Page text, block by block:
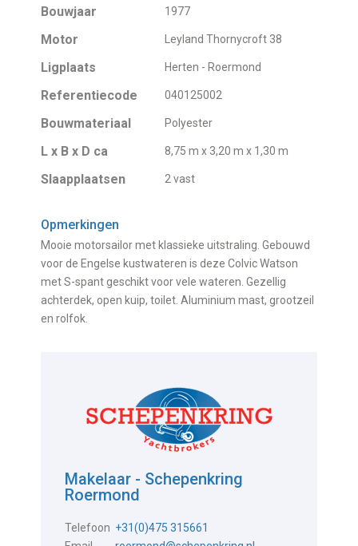
Bouwjaar 1977
Motor Leyland Thornycroft 38
Ligplaats Herten - Roermond
Referentiecode 040125002
Bouwmateriaal Polyester
L x B x D ca 8,75 m x 3,20 m x 1,30 m
Slaapplaatsen 2 vast
Opmerkingen
Mooie motorsailor met klassieke uitstraling. Gebouwd
voor de Engelse kustwateren is deze Colvic Watson
met S-spant geschikt voor vele wateren. Gezellig
achterdek, open kuip, toilet. Aluminium mast, grootzeil
en rolfok.
Makelaar - Schepenkring
Roermond
Telefoon +31(0)475 315661